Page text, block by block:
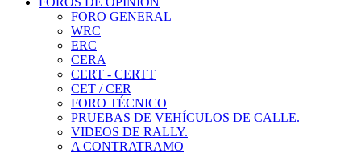
Inicio
Vehículos de Competición
Renault
Renault clio de carreras - oportunidad unica